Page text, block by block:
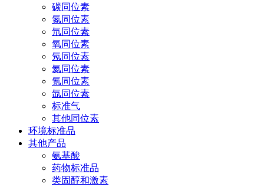
碳同位素
氮同位素
氘同位素
氧同位素
氖同位素
氦同位素
氪同位素
氙同位素
标准气
其他同位素
环境标准品
其他产品
氨基酸
药物标准品
类固醇和激素